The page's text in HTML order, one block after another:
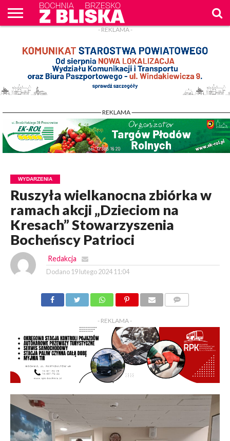
WPROST
REKLAM
- REKLAMA -
- REKLAMA -
WYDARZENIA
Ruszyła wielkanocna zbiórka w
ramach akcji „Dzieciom na
Kresach” Stowarzyszenia
Bocheńscy Patrioci
Redakcja
Dodano 19 lutego 2024 11:04
- REKLAMA -